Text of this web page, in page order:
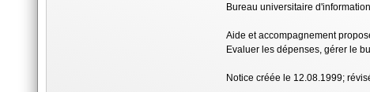
Bureau universitaire
Aide et accompagnement
Evaluer les dépenses, gérer le
Notice créée le 12.08.1999;